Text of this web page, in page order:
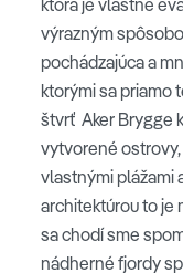
ktorá je vlastne
výrazným
pochádzajúca a
ktorými sa priamo
štvrť Aker Brygge
vytvorené ostrovy,
vlastnými plážami
architektúrou to je
sa chodí sme
nádherné fjordy